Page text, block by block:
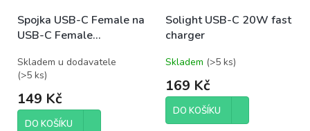
Spojka USB-C Female na
USB-C Female
Skladem u dodavatele
(>5 ks)
149 Kč
DO KOŠÍKU
Solight USB-C 20W fast
charger
Skladem (>5 ks)
169 Kč
DO KOŠÍKU